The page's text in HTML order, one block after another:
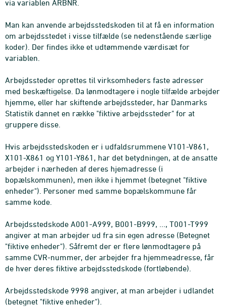
via variablen ARBNR.
Man kan anvende arbejdsstedskoden til at få en information
om arbejdsstedet i visse tilfælde (se nedenstående særlige
koder). Der findes ikke et udtømmende værdisæt for
variablen.
Arbejdssteder oprettes til virksomheders faste adresser
med beskæftigelse. Da lønmodtagere i nogle tilfælde arbejder
hjemme, eller har skiftende arbejdssteder, har Danmarks
Statistik dannet en række "fiktive arbejdssteder" for at
gruppere disse.
Hvis arbejdsstedskoden er i udfaldsrummene V101-V861,
X101-X861 og Y101-Y861, har det betydningen, at de ansatte
arbejder i nærheden af deres hjemadresse (i
bopælskommunen), men ikke i hjemmet (betegnet "fiktive
enheder"). Personer med samme bopælskommune får
samme kode.
Arbejdsstedskode A001-A999, B001-B999, ..., T001-T999
angiver at man arbejder ud fra sin egen adresse (Betegnet
"fiktive enheder"). Såfremt der er flere lønmodtagere på
samme CVR-nummer, der arbejder fra hjemmeadresse, får
de hver deres fiktive arbejdsstedskode (fortløbende).
Arbejdsstedskode 9998 angiver, at man arbejder i udlandet
(betegnet "fiktive enheder").